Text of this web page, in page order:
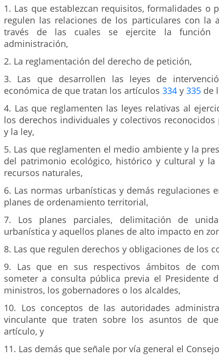
1. Las que establezcan requisitos, formalidades o
regulen las relaciones de los particulares con la
través de las cuales se ejercite la
administración,
2. La reglamentación del derecho de petición,
3. Las que desarrollen las leyes de
económica de que tratan los artículos 334 y 335 de
4. Las que reglamenten las leyes relativas al
los derechos individuales y colectivos
y la ley,
5. Las que reglamenten el medio ambiente y la
del patrimonio ecológico, histórico y cultural y la
recursos naturales,
6. Las normas urbanísticas y demás regulaciones
planes de ordenamiento territorial,
7. Los planes parciales, delimitación de
urbanística y aquellos planes de alto impacto en
8. Las que regulen derechos y obligaciones de los
9. Las que en sus respectivos ámbitos de
someter a consulta pública previa el Presidente
ministros, los gobernadores o los alcaldes,
10. Los conceptos de las autoridades
vinculante que traten sobre los asuntos de
artículo, y
11. Las demás que señale por vía general el